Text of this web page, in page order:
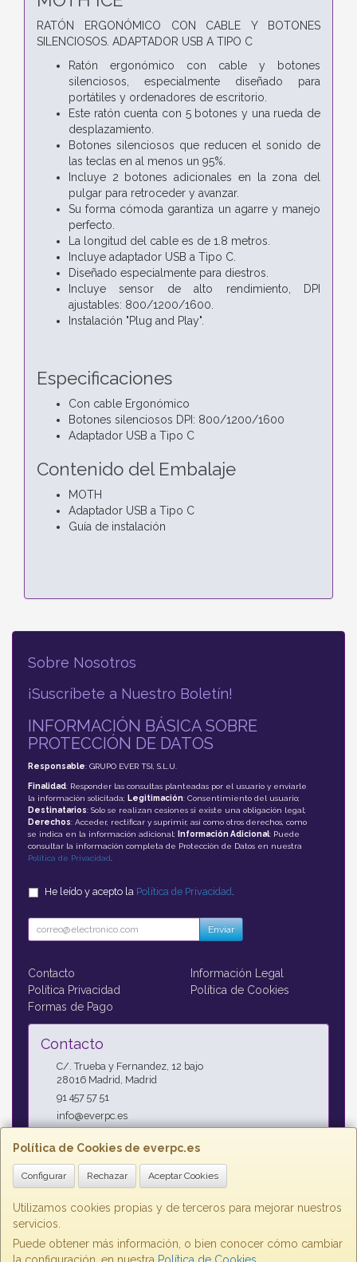
RATÓN ERGONÓMICO CON CABLE Y BOTONES
SILENCIOSOS. ADAPTADOR USB A TIPO C
Ratón ergonómico con cable y botones
silenciosos, especialmente diseñado para
portátiles y ordenadores de escritorio.
Este ratón cuenta con 5 botones y una rueda de
desplazamiento.
Botones silenciosos que reducen el sonido de
las teclas en al menos un 95%.
Incluye 2 botones adicionales en la zona del
pulgar para retroceder y avanzar.
Su forma cómoda garantiza un agarre y manejo
perfecto.
La longitud del cable es de 1.8 metros.
Incluye adaptador USB a Tipo C.
Diseñado especialmente para diestros.
Incluye sensor de alto rendimiento, DPI
ajustables: 800/1200/1600.
Instalación "Plug and Play".
Especificaciones
Con cable Ergonómico
Botones silenciosos DPI: 800/1200/1600
Adaptador USB a Tipo C
Contenido del Embalaje
MOTH
Adaptador USB a Tipo C
Guía de instalación
Política de Cookies de everpc.es
Configurar Rechazar Aceptar Cookies
Utilizamos cookies propias y de terceros para mejorar nuestros
servicios.
Puede obtener más información, o bien conocer cómo cambiar
Sobre Nosotros
¡Suscríbete a Nuestro Boletín!
INFORMACIÓN BÁSICA SOBRE
PROTECCIÓN DE DATOS
Responsable: GRUPO EVER TSI, S.L.U.
Finalidad: Responder las consultas planteadas por el usuario y enviarle
la información solicitada; Legitimación: Consentimiento del usuario;
Destinatarios: Solo se realizan cesiones si existe una obligación legal;
Derechos: Acceder, rectificar y suprimir, así como otros derechos, como
se indica en la información adicional;
Información Adicional: Puede
consultar la información completa de Protección de Datos en nuestra
Política de Privacidad
He leído y acepto la Política de Privacidad
Enviar
Contacto
Información Legal
Política Privacidad
Política de Cookies
Formas de Pago
Contacto
C/. Trueba y Fernandez, 12 bajo
28016 Madrid Madrid
91 457 57 51
info@everpc.es
Horario
Horario continuo : Lunes a Jueves 09:00h - 19:00h, Viernes
09:00h - 14:00h